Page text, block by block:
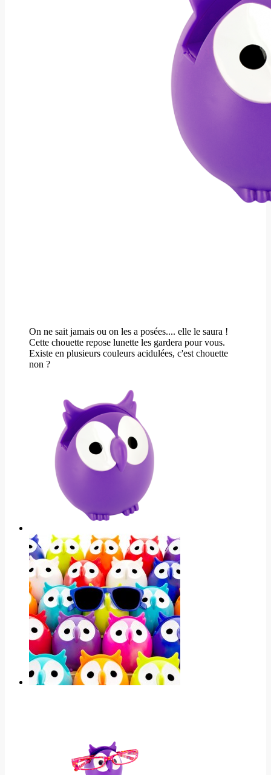
On ne sait jamais ou on les a posées.... elle le saura !
Cette chouette repose lunette les gardera pour vous.
Existe en plusieurs couleurs acidulées, c'est chouette
non ?